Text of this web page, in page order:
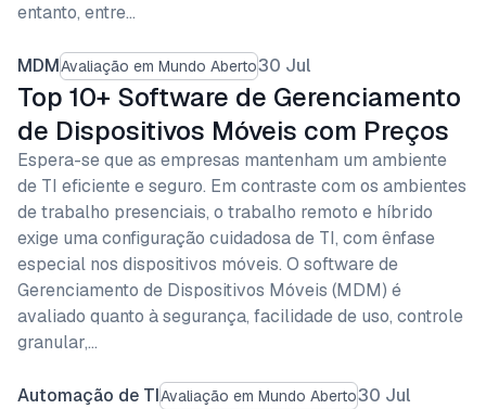
entanto, entre…
MDMAvaliação em Mundo Aberto30 Jul
Top 10+ Software de Gerenciamento
de Dispositivos Móveis com Preços
Espera-se que as empresas mantenham um ambiente
de TI eficiente e seguro. Em contraste com os ambientes
de trabalho presenciais, o trabalho remoto e híbrido
exige uma configuração cuidadosa de TI, com ênfase
especial nos dispositivos móveis. O software de
Gerenciamento de Dispositivos Móveis (MDM) é
avaliado quanto à segurança, facilidade de uso, controle
granular,…
Automação de TIAvaliação em Mundo Aberto30 Jul